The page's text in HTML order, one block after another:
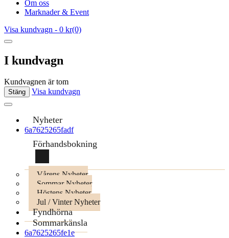
Om oss
Marknader & Event
Visa kundvagn - 0 kr(0)
I kundvagn
Kundvagnen är tom
Stäng Visa kundvagn
Nyheter
6a7625265fadf
Förhandsbokning
Vårens Nyheter
Sommar Nyheter
Höstens Nyheter
Jul / Vinter Nyheter
Fyndhörna
Sommarkänsla
6a7625265fe1e